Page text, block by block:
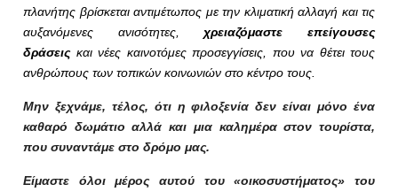
πλανήτης βρίσκεται αντιμέτωπος με την κλιματική αλλαγή και τις
αυξανόμενες ανισότητες,χρειαζόμαστε επείγουσες
δράσεις και νέες καινοτόμες προσεγγίσεις, που να θέτει τους
ανθρώπους των τοπικών κοινωνιών στο κέντρο τους.
Μην ξεχνάμε, τέλος, ότι η φιλοξενία δεν είναι μόνο ένα
καθαρό δωμάτιο αλλά και μια καλημέρα στον τουρίστα,
που συναντάμε στο δρόμο μας.
Είμαστε όλοι μέρος αυτού του «οικοσυστήματος» του